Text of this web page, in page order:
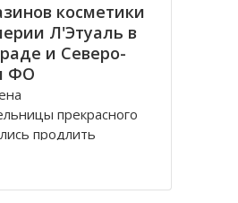
косметики
Л'Этуаль в
и Северо-
ФО
прекрасного
продлить
массу усилий